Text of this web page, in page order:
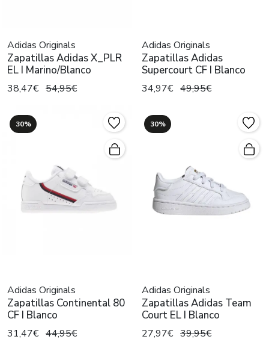
Adidas Originals
Zapatillas Adidas X_PLR
EL I Marino/Blanco
38,47€ 54,95€
Adidas Originals
Zapatillas Adidas
Supercourt CF I Blanco
34,97€ 49,95€
30%
Adidas Originals
Zapatillas Continental 80
CF I Blanco
31,47€ 44,95€
30%
Adidas Originals
Zapatillas Adidas Team
Court EL I Blanco
27,97€ 39,95€